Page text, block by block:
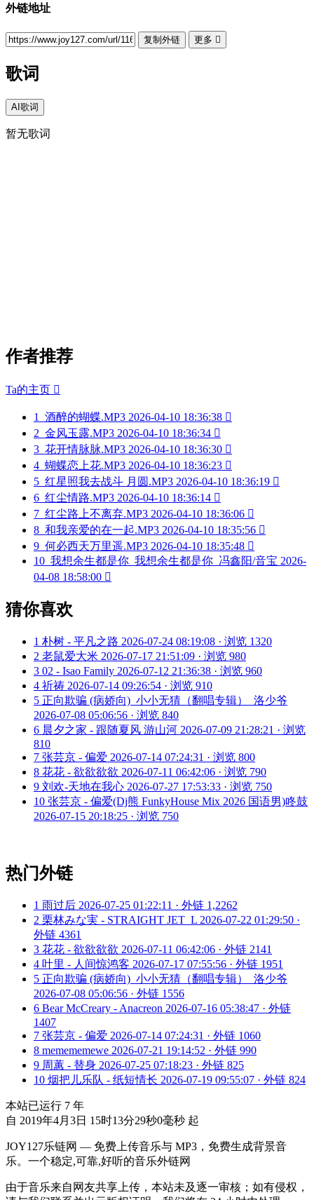
外链地址
复制外链 更多 
歌词
AI歌词
暂无歌词
作者推荐
Ta的主页 
1 酒醉的蝴蝶.MP3 2026-04-10 18:36:38 
2 金风玉露.MP3 2026-04-10 18:36:34 
3 花开情脉脉.MP3 2026-04-10 18:36:30 
4 蝴蝶恋上花.MP3 2026-04-10 18:36:23 
5 红星照我去战斗 月圆.MP3 2026-04-10 18:36:19 
6 红尘情路.MP3 2026-04-10 18:36:14 
7 红尘路上不离弃.MP3 2026-04-10 18:36:06 
8 和我亲爱的在一起.MP3 2026-04-10 18:35:56 
9 何必西天万里遥.MP3 2026-04-10 18:35:48 
10 我想余生都是你_我想余生都是你_冯鑫阳/音宝 2026-
04-08 18:58:00 
猜你喜欢
1 朴树 - 平凡之路 2026-07-24 08:19:08 · 浏览 1320
2 老鼠爱大米 2026-07-17 21:51:09 · 浏览 980
3 02 - Isao Family 2026-07-12 21:36:38 · 浏览 960
4 祈祷 2026-07-14 09:26:54 · 浏览 910
5 正向欺骗 (病娇向)_小小无猜（翻唱专辑）_洛少爷
2026-07-08 05:06:56 · 浏览 840
6 晨夕之家 - 跟随夏风 游山河 2026-07-09 21:28:21 · 浏览
810
7 张芸京 - 偏爱 2026-07-14 07:24:31 · 浏览 800
8 花花 - 欲欲欲欲 2026-07-11 06:42:06 · 浏览 790
9 刘欢-天地在我心 2026-07-27 17:53:33 · 浏览 750
10 张芸京 - 偏爱(Dj熊 FunkyHouse Mix 2026 国语男)咚鼓
2026-07-15 20:18:25 · 浏览 750
热门外链
1 雨过后 2026-07-25 01:22:11 · 外链 1,2262
2 栗林みな実 - STRAIGHT JET_L 2026-07-22 01:29:50 ·
外链 4361
3 花花 - 欲欲欲欲 2026-07-11 06:42:06 · 外链 2141
4 叶里 - 人间惊鸿客 2026-07-17 07:55:56 · 外链 1951
5 正向欺骗 (病娇向)_小小无猜（翻唱专辑）_洛少爷
2026-07-08 05:06:56 · 外链 1556
6 Bear McCreary - Anacreon 2026-07-16 05:38:47 · 外链
1407
7 张芸京 - 偏爱 2026-07-14 07:24:31 · 外链 1060
8 memememewe 2026-07-21 19:14:52 · 外链 990
9 周蕙 - 替身 2026-07-25 07:18:23 · 外链 825
10 烟把儿乐队 - 纸短情长 2026-07-19 09:55:07 · 外链 824
本站已运行 7 年
自 2019年4月3日 15时13分29秒0毫秒 起
JOY127乐链网 — 免费上传音乐与 MP3，免费生成背景音
乐。一个稳定,可靠,好听的音乐外链网
由于音乐来自网友共享上传，本站未及逐一审核；如有侵权，